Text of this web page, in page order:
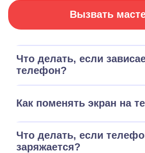
Вызвать
Что делать, если
телефон?
Как поменять экран на
Что делать, если
заряжается?